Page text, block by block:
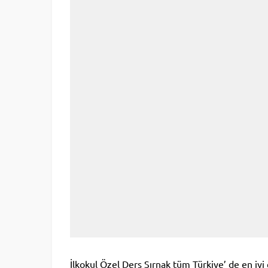
İlkokul Özel Ders Şırnak tüm Türkiye’ de en